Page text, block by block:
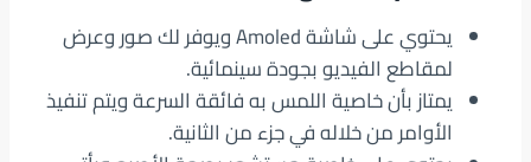
يحتوي على شاشة Amoled ويوفر لك صور وعرض
لمقاطع الفيديو بجودة سينمائية.
يمتاز بأن خاصية اللمس به فائقة السرعة ويتم تنفيذ
الأوامر من خلاله في جزء من الثانية.